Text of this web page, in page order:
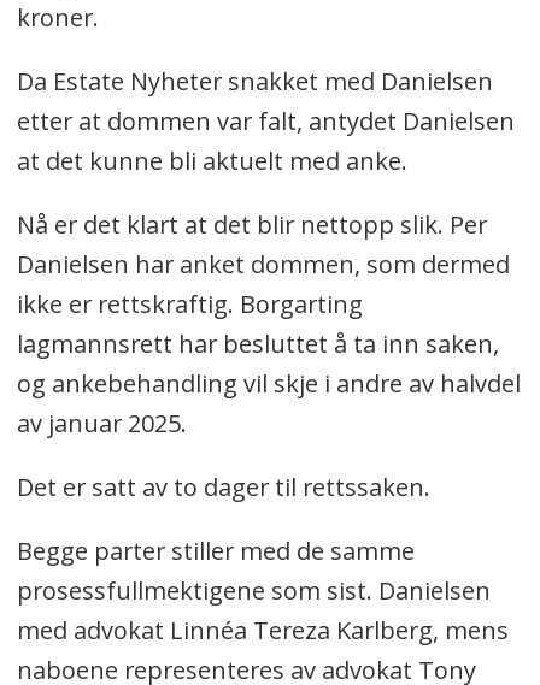
kroner.
Da Estate Nyheter snakket med Danielsen
etter at dommen var falt, antydet Danielsen
at det kunne bli aktuelt med anke.
Nå er det klart at det blir nettopp slik. Per
Danielsen har anket dommen, som dermed
ikke er rettskraftig. Borgarting
lagmannsrett har besluttet å ta inn saken,
og ankebehandling vil skje i andre av halvdel
av januar 2025.
Det er satt av to dager til rettssaken.
Begge parter stiller med de samme
prosessfullmektigene som sist. Danielsen
med advokat Linnéa Tereza Karlberg, mens
naboene representeres av advokat Tony